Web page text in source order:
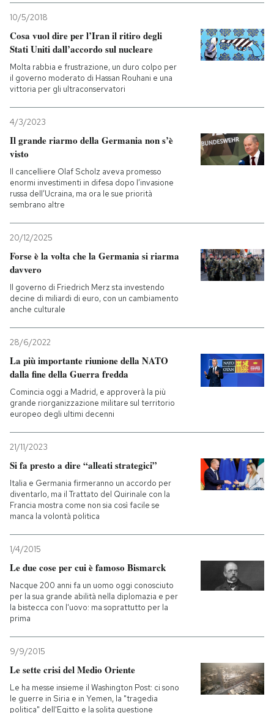
10/5/2018
Cosa vuol dire per l’Iran il ritiro degli
Stati Uniti dall’accordo sul nucleare
Molta rabbia e frustrazione, un duro colpo per
il governo moderato di Hassan Rouhani e una
vittoria per gli ultraconservatori
4/3/2023
Il grande riarmo della Germania non s’è
visto
Il cancelliere Olaf Scholz aveva promesso
enormi investimenti in difesa dopo l’invasione
russa dell’Ucraina, ma ora le sue priorità
sembrano altre
20/12/2025
Forse è la volta che la Germania si riarma
davvero
Il governo di Friedrich Merz sta investendo
decine di miliardi di euro, con un cambiamento
anche culturale
28/6/2022
La più importante riunione della NATO
dalla fine della Guerra fredda
Comincia oggi a Madrid, e approverà la più
grande riorganizzazione militare sul territorio
europeo degli ultimi decenni
21/11/2023
Si fa presto a dire “alleati strategici”
Italia e Germania firmeranno un accordo per
diventarlo, ma il Trattato del Quirinale con la
Francia mostra come non sia così facile se
manca la volontà politica
1/4/2015
Le due cose per cui è famoso Bismarck
Nacque 200 anni fa un uomo oggi conosciuto
per la sua grande abilità nella diplomazia e per
la bistecca con l'uovo: ma soprattutto per la
prima
9/9/2015
Le sette crisi del Medio Oriente
Le ha messe insieme il Washington Post: ci sono
le guerre in Siria e in Yemen, la "tragedia
politica" dell'Egitto e la solita questione